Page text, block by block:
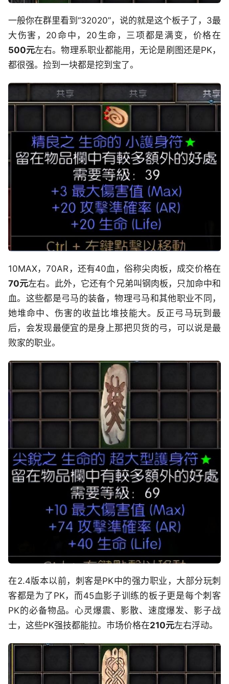
一般你在群里看到“32020”，说的就是这个板子了，3最
大伤害，20命中，20生命，三项都是满变，价格在
500元左右。物理系职业都能用，无论是刷图还是PK，
都很强。捡到一块都是挖到宝了。
10MAX，70AR，还有40血，俗称尖肉板，成交价格在
70元左右。此外，它还有个兄弟叫钢肉板，只加命中和
血。这些都是弓马的装备，物理弓马和其他职业不同，
她堆命中、伤害的收益比堆技能大。反正弓马玩到最
后，会发现最便宜的是身上那把贝货的弓，可以说是最
败家的职业。
在2.4版本以前，刺客是PK中的强力职业，大部分玩刺
客都是为了PK，而45血影子训练的板子更是每个刺客
PK的必备物品。心灵爆震、影散、速度爆发、影子战
士，这些PK强技都能拉。市场价格在210元左右浮动。